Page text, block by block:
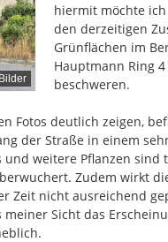
hiermit möchte
den derzeitigen
Grünflächen im
Hauptmann Ring
beschweren.
Fotos deutlich zeigen,
der Straße in einem
und weitere Pflanzen sind
Zudem wirkt
Zeit nicht ausreichend
Sicht das